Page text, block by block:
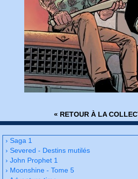
« RETOUR À LA
› Saga 1
› Severed - Destins mutilés
› John Prophet 1
› Moonshine - Tome 5